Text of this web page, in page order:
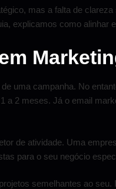
mas a falta de
explicamos como
uma campanha. No
2 meses. Já o email
de atividade. Uma
para o seu negócio
semelhantes ao